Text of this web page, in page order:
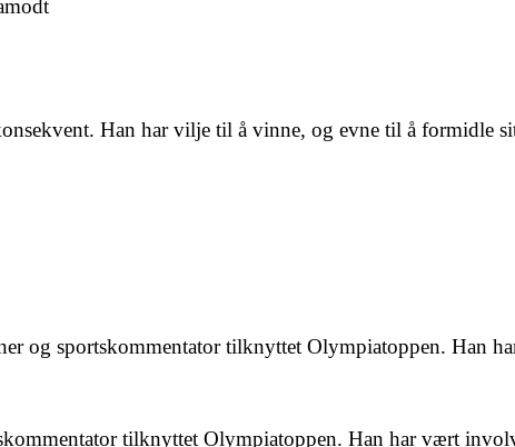
Han har vilje til å vinne, og evne til å formidle
og sportskommentator tilknyttet Olympiatoppen. Han
tilknyttet Olympiatoppen. Han har vært